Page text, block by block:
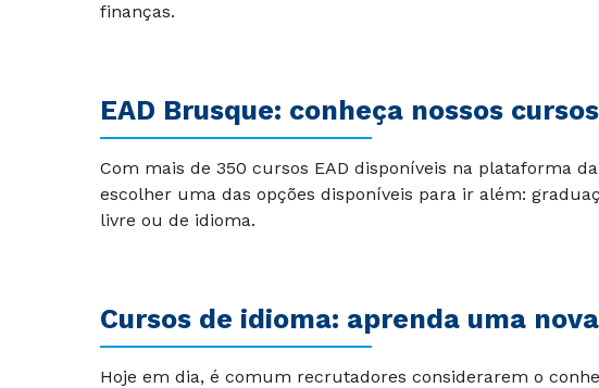
finanças.
EAD Brusque: conheça nossos cursos
Com mais de 350 cursos EAD disponíveis na plataforma da
escolher uma das opções disponíveis para ir além:
livre ou de idioma.
Cursos de idioma: aprenda uma
Hoje em dia, é comum recrutadores considerarem o